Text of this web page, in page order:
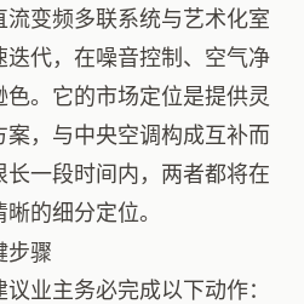
变频多联系统与艺术化室
代，在噪音控制、空气净
。它的市场定位是提供灵
，与中央空调构成互补而
一段时间内，两者都将在
的细分定位。
步骤
业主务必完成以下动作：